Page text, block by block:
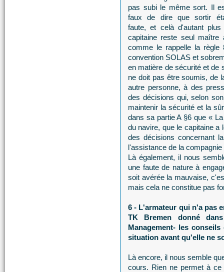
pas subi le même sort. Il
faux de dire que sortir
faute, et celà d'autant
capitaine reste seul maître
comme le rappelle la
convention SOLAS et
en matière de sécurité et de
ne doit pas être soumis, de
autre personne, à des
des décisions qui, selon
maintenir la sécurité et la
dans sa partie A §6 que «
du navire, que le capitaine a
des décisions concernant
l'assistance de la
Là également, il nous
une faute de nature à
soit avérée la mauvaise,
mais cela ne constitue pas
6 - L'armateur qui n'a pas
TK Bremen donné
Management- les
situation avant qu'elle ne
Là encore, il nous semble
cours. Rien ne permet à ce